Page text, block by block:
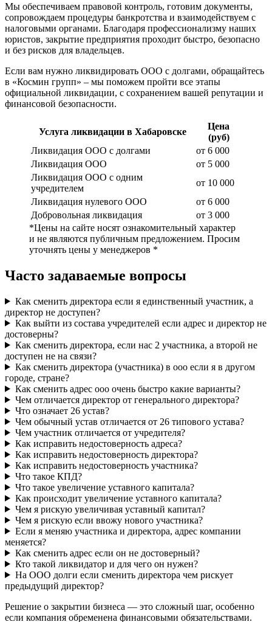
Мы обеспечиваем правовой контроль, готовим документы,
сопровождаем процедуры банкротства и взаимодействуем с
налоговыми органами. Благодаря профессионализму наших
юристов, закрытие предприятия проходит быстро, безопасно
и без рисков для владельцев.
Если вам нужно ликвидировать ООО с долгами, обращайтесь
в «Космин групп» – мы поможем пройти все этапы
официальной ликвидации, с сохранением вашей репутации и
финансовой безопасности.
Услуга ликвидации в Хабаровске
Цена
(руб)
Ликвидация ООО с долгами
от 6 000
Ликвидация ООО
от 5 000
Ликвидация ООО с одним
учредителем
от 10 000
Ликвидация нулевого ООО
от 6 000
Добровольная ликвидация
от 3 000
*Цены на сайте носят ознакомительный характер
и не являются публичным предложением. Просим
уточнять цены у менеджеров *
Часто задаваемые вопросы
Как сменить директора если я единственный участник, а
директор не доступен?
Как выйти из состава учредителей если адрес и директор не
достоверны?
Как сменить директора, если нас 2 участника, а второй не
доступен не на связи?
Как сменить директора (участника) в ооо если я в другом
городе, стране?
Как сменить адрес ооо очень быстро какие варианты?
Чем отличается директор от генерального директора?
Что означает 26 устав?
Чем обычный устав отличается от 26 типового устава?
Чем участник отличается от учредителя?
Как исправить недостоверность адреса?
Как исправить недостоверность директора?
Как исправить недостоверность участника?
Что такое КПД?
Что такое увеличение уставного капитала?
Как происходит увеличение уставного капитала?
Чем я рискую увеличивая уставный капитал?
Чем я рискую если ввожу нового участника?
Если я меняю участника и директора, адрес компании
меняется?
Как сменить адрес если он не достоверный?
Кто такой ликвидатор и для чего он нужен?
На ООО долги если сменить директора чем рискует
предыдущий директор?
Решение о закрытии бизнеса — это сложный шаг, особенно
если компания обременена финансовыми обязательствами.